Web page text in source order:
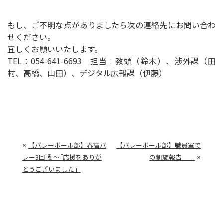
もし、ご不明な点がありましたら次の連絡先にお問い合わ
せください。
宜しくお願いいたします。
TEL：054-641-6693 担当：教頭（鈴木）、渉外課（田
村、高橋、山田）、デジタル広報課（伊藤）
«
【バレーボール部】春高バ
レー3回戦 ～｢応援をありが
とうございました」
【バレーボール部】職員室で
の凱旋報告
»